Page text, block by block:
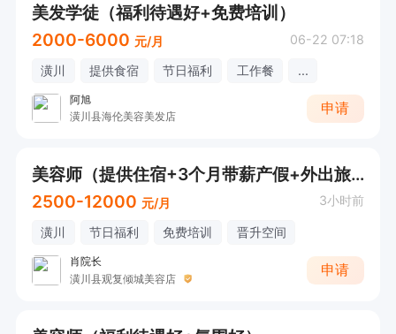
美发学徒（福利待遇好+免费培训）
2000-6000 元/月 06-22 07:18
潢川 提供食宿 节日福利 工作餐 ...
阿旭
潢川县海伦美容美发店
申请
美容师（提供住宿+3个月带薪产假+外出旅游）
2500-12000 元/月 3小时前
潢川 节日福利 免费培训 晋升空间
肖院长
潢川县观复倾城美容店
申请